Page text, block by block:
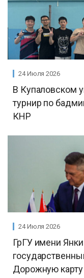
24 Июля 2026
В Купаловском
турнир по
КНР
24 Июля 2026
ГрГУ имени
Дорожную карту